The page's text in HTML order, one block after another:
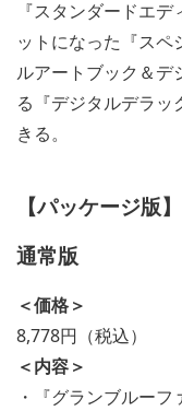
『スタンダードエ
ットになった『スペ
ルアートブック＆デ
る『デジタルデラ
きる。
【パッケージ版】
通常版
＜価格＞
8,778円（税込）
＜内容＞
・『グランブルー